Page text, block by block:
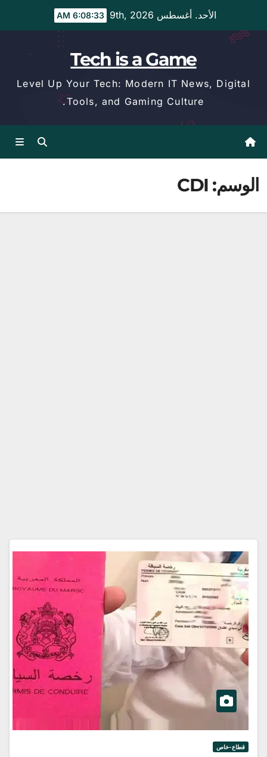
content
الأحد. أغسطس 9th, 2026 6:08:33 AM
Tech is a Game
Level Up Your Tech: Modern IT News, Digital
Tools, and Gaming Culture.
الوسم: CDI
قطاع-خاص